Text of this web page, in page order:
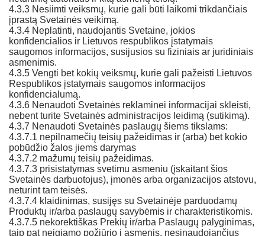
4.3.3 Nesiimti veiksmų, kurie gali būti laikomi trikdančiais
įprastą Svetainės veikimą.
4.3.4 Neplatinti, naudojantis Svetaine, jokios
konfidencialios ir Lietuvos respublikos įstatymais
saugomos informacijos, susijusios su fiziniais ar juridiniais
asmenimis.
4.3.5 Vengti bet kokių veiksmų, kurie gali pažeisti Lietuvos
Respublikos įstatymais saugomos informacijos
konfidencialumą.
4.3.6 Nenaudoti Svetainės reklaminei informacijai skleisti,
nebent turite Svetainės administracijos leidimą (sutikimą).
4.3.7 Nenaudoti Svetainės paslaugų šiems tikslams:
4.3.7.1 nepilnamečių teisių pažeidimas ir (arba) bet kokio
pobūdžio žalos jiems darymas
4.3.7.2 mažumų teisių pažeidimas.
4.3.7.3 prisistatymas svetimu asmeniu (įskaitant šios
Svetainės darbuotojus), įmonės arba organizacijos atstovu,
neturint tam teisės.
4.3.7.4 klaidinimas, susijęs su Svetainėje parduodamų
Produktų ir/arba paslaugų savybėmis ir charakteristikomis.
4.3.7.5 nekorektiškas Prekių ir/arba Paslaugų palyginimas,
taip pat neigiamo požiūrio į asmenis, nesinaudojančius